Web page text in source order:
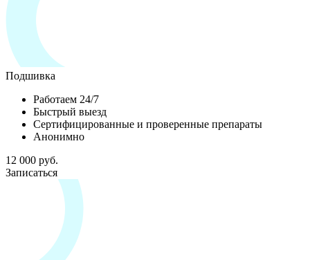
Подшивка
Работаем 24/7
Быстрый выезд
Сертифицированные и проверенные препараты
Анонимно
12 000 руб.
Записаться